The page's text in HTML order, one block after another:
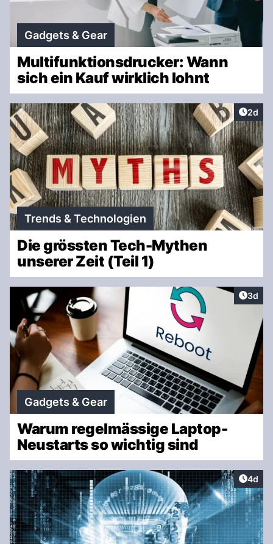
Gadgets & Gear
Multifunktionsdrucker: Wann
sich ein Kauf wirklich lohnt
2d
Trends & Technologien
Die grössten Tech-Mythen
unserer Zeit (Teil 1)
3d
Gadgets & Gear
Warum regelmässige Laptop-
Neustarts so wichtig sind
4d